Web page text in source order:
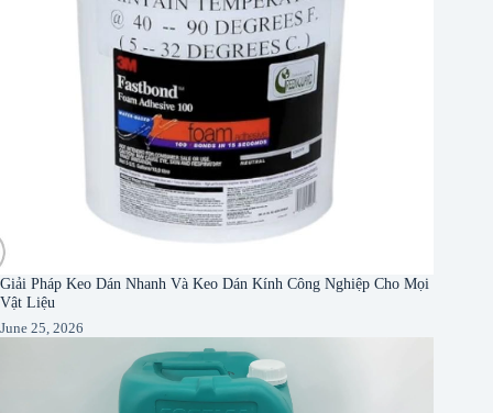
Giải Pháp Keo Dán Nhanh Và Keo Dán Kính Công Nghiệp Cho Mọi
Vật Liệu
June 25, 2026